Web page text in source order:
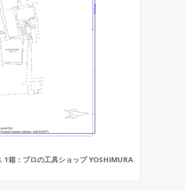
1箱：プロの工具ショップ YOSHIMURA